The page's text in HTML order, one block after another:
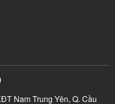
Nam Trung Yên, Q. Cầu